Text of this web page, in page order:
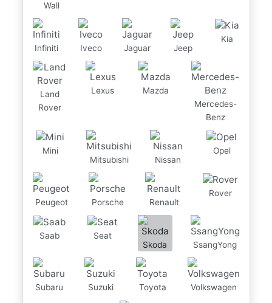
Wall
Infiniti Iveco Jaguar Jeep
Kia
Land
Rover
Lexus
Mazda
Mercedes-
Benz
Mini
Mitsubishi
Nissan
Opel
Peugeot Porsche Renault
Rover
Saab
Seat
Skoda
SsangYong
Subaru Suzuki Toyota Volkswagen